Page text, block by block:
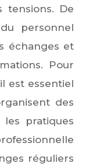
tensions. De
personnel
échanges et
Pour
est essentiel
des
pratiques
réguliers